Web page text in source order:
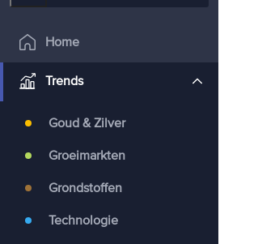
Home
Trends
Goud & Zilver
Groeimarkten
Grondstoffen
Technologie